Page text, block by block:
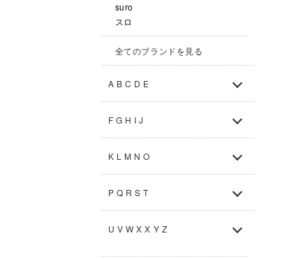
suro
スロ
全てのブランドを見る
A B C D E
F G H I J
K L M N O
P Q R S T
U V W X X Y Z